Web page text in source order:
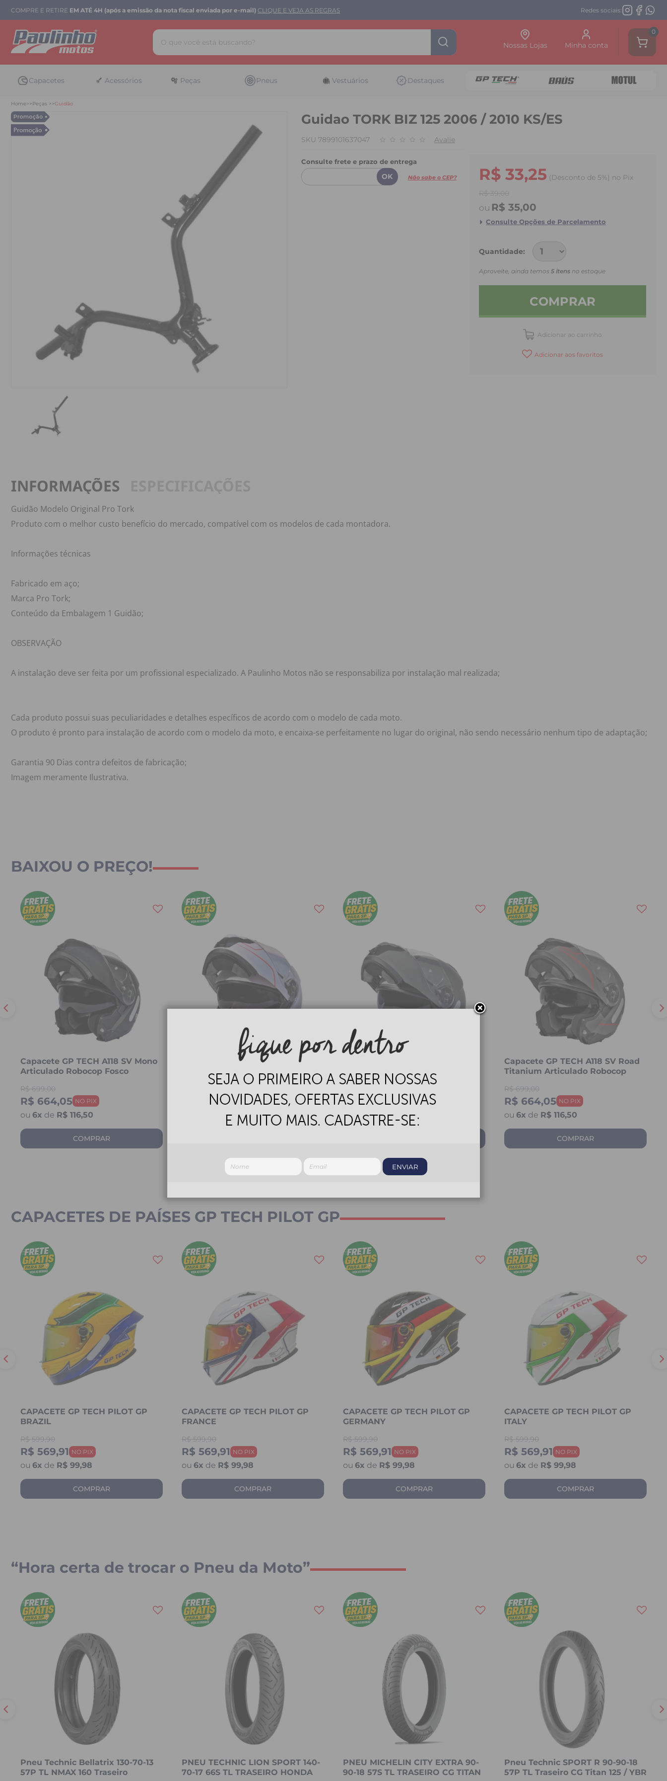
COMPRE E RETIRE EM ATÉ 4H (após a emissão da nota fiscal enviada por e-mail) CLIQUE E VEJA AS REGRAS Redes sociais:
0
Minha conta
Nossas Lojas
Capacetes Acessórios Peças Pneus Vestuários Destaques
Home Peças Guidão
Guidao TORK BIZ 125 2006 / 2010 KS/ES
SKU 7899101637047 Avalie
Consulte frete e prazo de entrega
Não sabe o CEP? R$ 33,25 (Desconto de 5%) no Pix
R$ 35,00
Quantidade
Aproveite, ainda temos 5 itens no estoque
COMPRAR
Adicionar ao carrinho
Adicionar aos favoritos
INFORMAÇÕES
Guidão Modelo Original Pro Tork
Produto com o melhor custo benefício do mercado, compatível com os modelos de cada montadora.
Informações técnicas
Fabricado em aço;
Marca Pro Tork;
Conteúdo da Embalagem 1 Guidão;
OBSERVAÇÃO
A instalação deve ser feita por um profissional especializado. A Paulinho Motos não se responsabiliza por instalação mal realizada;
Cada produto possui suas peculiaridades e detalhes específicos de acordo com o modelo de cada moto.
O produto é pronto para instalação de acordo com o modelo da moto, e encaixa-se perfeitamente no lugar do original, não sendo necessário nenhum tipo de adaptação;
Garantia 90 Dias contra defeitos de fabricação;
Imagem meramente Ilustrativa.
BAIXOU O PREÇO!
Capacete GP TECH A118 SV Mono
Articulado Robocop Fosco
R$ 699,00
R$ 664,05
6x de R$ 116,50
COMPRAR
Capacete GP TECH A118 SV Road
R$ 664,05
R$ 116,50
Robocop Fosco
R$ 664,05
6 x de R$ 116,50
Capacete GP TECH A118 SV Road
Titanium Articulado Robocop
R$ 699,00
R$ 664,05
6x de R$ 116,50
COMPRAR
CAPACETES DE PAÍSES GP TECH PILOT GP
CAPACETE GP TECH PILOT GP
BRAZIL
R$ 599,90
R$ 569,91
6x de R$ 99,98
COMPRAR
CAPACETE GP TECH PILOT GP
FRANCE
R$ 599,90
R$ 569,91
6x de R$ 99,98
COMPRAR
CAPACETE GP TECH PILOT GP
GERMANY
R$ 599,90
R$ 569,91
6x de R$ 99,98
COMPRAR
CAPACETE GP TECH PILOT GP
ITALY
R$ 599,90
R$ 569,91
6x de R$ 99,98
COMPRAR
“Hora certa de trocar o Pneu da Moto”
Pneu Technic Bellatrix 130-70-13
57P TL NMAX 160 Traseiro
PNEU TECHNIC LION SPORT 140-
70-17 66S TL TRASEIRO HONDA
PNEU MICHELIN CITY EXTRA 90-
90-18 57S TL TRASEIRO CG TITAN
Pneu Technic SPORT R 90-90-18
57P TL Traseiro CG Titan 125 / YBR
ENVIAR